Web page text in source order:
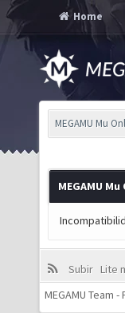
Home
MEGAMU Mu
MEGAMU
Subir Lite
MEGAMU Team